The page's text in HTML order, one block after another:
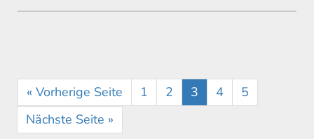
« Vorherige Seite 1 2 3 4
5
Nächste Seite »